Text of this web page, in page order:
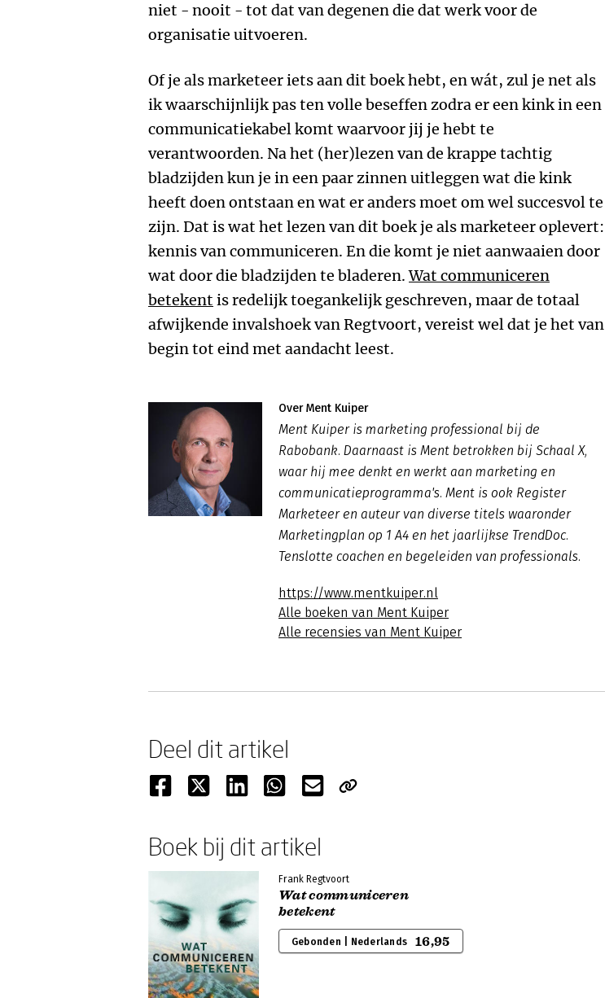
niet - nooit - tot dat van degenen die dat werk voor de
organisatie uitvoeren.
Of je als marketeer iets aan dit boek hebt, en wát, zul je net als
ik waarschijnlijk pas ten volle beseffen zodra er een kink in een
communicatiekabel komt waarvoor jij je hebt te
verantwoorden. Na het (her)lezen van de krappe tachtig
bladzijden kun je in een paar zinnen uitleggen wat die kink
heeft doen ontstaan en wat er anders moet om wel succesvol te
zijn. Dat is wat het lezen van dit boek je als marketeer oplevert:
kennis van communiceren. En die komt je niet aanwaaien door
wat door die bladzijden te bladeren.Wat communiceren
betekent is redelijk toegankelijk geschreven, maar de totaal
afwijkende invalshoek van Regtvoort, vereist wel dat je het van
begin tot eind met aandacht leest.
Over Ment Kuiper
Ment Kuiper is marketing professional bij de
Rabobank. Daarnaast is Ment betrokken bij Schaal X,
waar hij mee denkt en werkt aan marketing en
communicatieprogramma's. Ment is ook Register
Marketeer en auteur van diverse titels waaronder
Marketingplan op 1 A4 en het jaarlijkse TrendDoc.
Tenslotte coachen en begeleiden van professionals.
https://www.mentkuiper.nl
Alle boeken van Ment Kuiper
Alle recensies van Ment Kuiper
Deel dit artikel
Boek bij dit artikel
Frank Regtvoort
Wat communiceren
betekent
Gebonden | Nederlands 16,95